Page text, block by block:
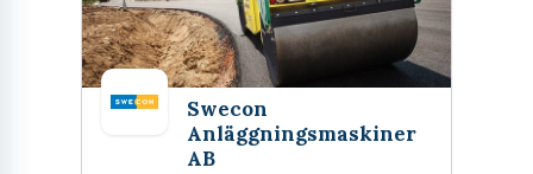
Swecon
Anläggningsmaskiner
AB